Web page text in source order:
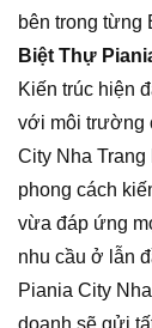
bên trong từng
Biệt Thự
Kiến trúc hiện
với môi trường
City Nha
phong cách
vừa đáp ứng
nhu cầu ở lẫn
Piania City
doanh sẽ gửi